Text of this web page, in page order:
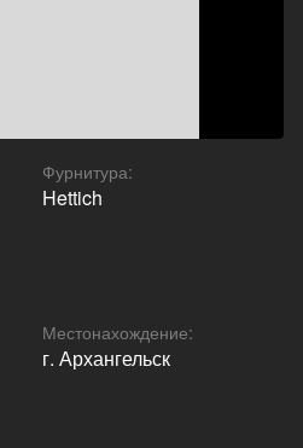
Фурнитура:
Hettich
Местонахождение:
г. Архангельск